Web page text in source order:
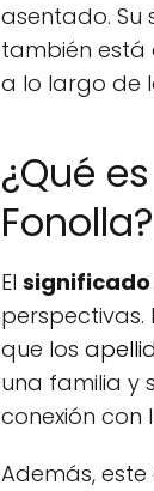
asentado. Su
también está
a lo largo de
¿Qué
Fonolla?
El significado
perspectivas.
que los
una familia y
conexión con
Además,